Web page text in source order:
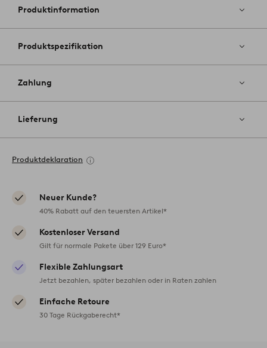
Produktinformation
Produktspezifikation
Zahlung
Lieferung
Produktdeklaration
Neuer Kunde?
40% Rabatt auf den teuersten Artikel*
Kostenloser Versand
Gilt für normale Pakete über 129 Euro*
Flexible Zahlungsart
Jetzt bezahlen, später bezahlen oder in Raten zahlen
Einfache Retoure
30 Tage Rückgaberecht*